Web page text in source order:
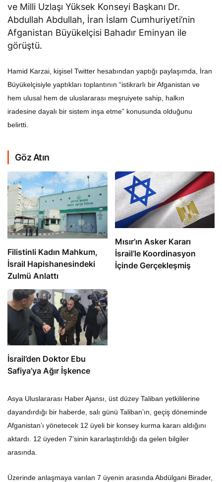
ve Milli Uzlaşı Yüksek Konseyi Başkanı Dr.
Abdullah Abdullah, İran İslam Cumhuriyeti’nin
Afganistan Büyükelçisi Bahadır Eminyan ile
görüştü.
Hamid Karzai, kişisel Twitter hesabından yaptığı paylaşımda, İran
Büyükelçisiyle yaptıkları toplantının “istikrarlı bir Afganistan ve
hem ulusal hem de uluslararası meşruiyete sahip, halkın
iradesine dayalı bir sistem inşa etme” konusunda olduğunu
belirtti.
Göz Atın
Filistinli Kadın Mahkum,
İsrail Hapishanesindeki
Zulmü Anlattı
Mısır’ın Asker Kararı
İsrail’le Koordinasyon
İçinde Gerçekleşmiş
İsrail’den Doktor Ebu
Safiya’ya Ağır İşkence
Asya Uluslararası Haber Ajansı, üst düzey Taliban yetkililerine
dayandırdığı bir haberde, salı günü Taliban’ın, geçiş döneminde
Afganistan’ı yönetecek 12 üyeli bir konsey kurma kararı aldığını
aktardı. 12 üyeden 7’sinin kararlaştırıldığı da gelen bilgiler
arasında.
Üzerinde anlaşmaya varılan 7 üyenin arasında Abdülgani Birader,